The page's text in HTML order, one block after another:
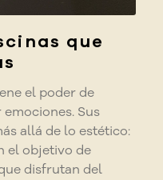
que
el poder de
Sus
allá de lo estético:
el objetivo de
disfrutan del